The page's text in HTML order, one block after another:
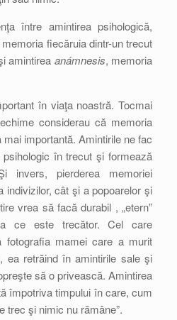
între amintirea psihologică,
fiecăruia dintr-un trecut
amintirea anámnesis, memoria
în viaţa noastră. Tocmai
considerau că memoria
importantă. Amintirile ne fac
în trecut şi formează
invers, pierderea memoriei
indivizilor, cât şi a popoarelor şi
vrea să facă durabil , „etern”
ce este trecător. Cel care
mamei care a murit
ea retrăind în amintirile sale şi
să o privească. Amintirea
împotriva timpului în care, cum
trec şi nimic nu rămâne”.